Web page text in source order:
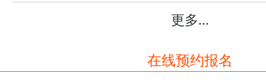
更多...
在线预约报名